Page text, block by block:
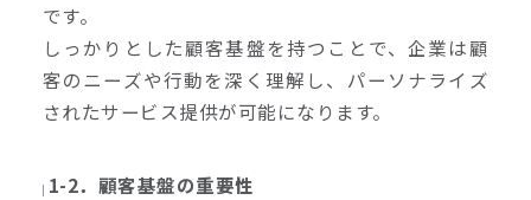
です。
しっかりとした顧客基盤を持つことで、企業は顧
客のニーズや行動を深く理解し、パーソナライズ
されたサービス提供が可能になります。
1-2．顧客基盤の重要性